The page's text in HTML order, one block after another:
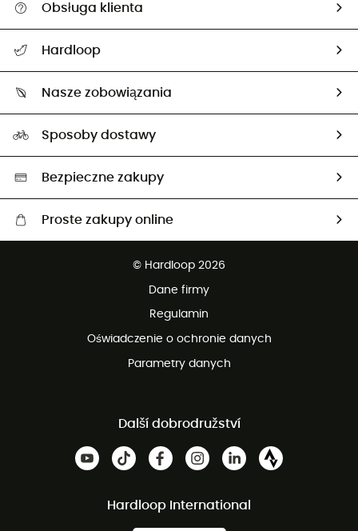
Obsługa klienta
Śledzenie przesyłki
Zwrot artykułów i zwrot środków
Hardloop
Nasze zobowiązania
Neutralność węglowa
Wybrane produkty eko
Sposoby dostawy
Bezpieczne zakupy
Proste zakupy online
© Hardloop 2026
Dane firmy
Regulamin
Oświadczenie o ochronie danych
Parametry danych
Další dobrodružství
Hardloop International